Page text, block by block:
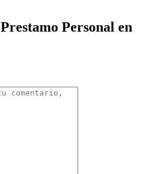
Personal en